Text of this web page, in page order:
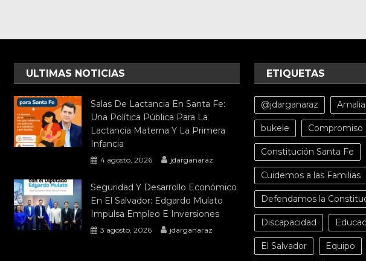
ULTIMAS NOTICIAS
Salas De Lactancia En Santa Fe:
Una Política Pública Para La
Lactancia Materna Y La Primera
Infancia
4 agosto, 2026 jdarganaraz
Seguridad Y Desarrollo Económico
En El Salvador: Edgardo Mulato
Impulsa Empleo E Inversiones
3 agosto, 2026 jdarganaraz
ETIQUETAS
@jdarganaraz
bukele Compromiso
Constitución Santa Fe
Cuidemos a las Familias
Defendamos la
Discapacidad
El Salvador Equipo